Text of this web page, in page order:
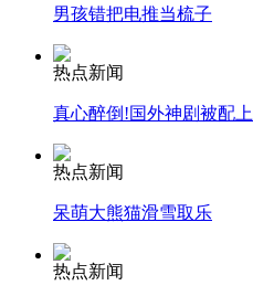
安徽一实载49人客车翻车
走！跟着总书记去植树
消防员救轻生者
男孩错把电推当梳子
热点新闻
真心醉倒!国外神剧被配
热点新闻
呆萌大熊猫滑雪取乐
热点新闻